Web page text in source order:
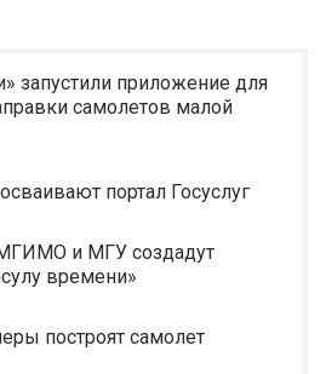
запустили приложение для
самолетов малой
портал Госуслуг
и МГУ создадут
времени»
построят самолет